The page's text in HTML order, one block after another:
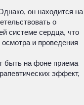
он находится на
о
системе сердца, что
и проведения
быть на фоне приема
эффект,